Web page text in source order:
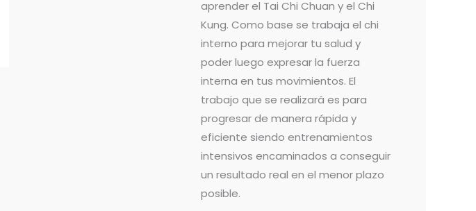
aprender el Tai Chi Chuan y el Chi
Kung. Como base se trabaja el chi
interno para mejorar tu salud y
poder luego expresar la fuerza
interna en tus movimientos. El
trabajo que se realizará es para
progresar de manera rápida y
eficiente siendo entrenamientos
intensivos encaminados a conseguir
un resultado real en el menor plazo
posible.